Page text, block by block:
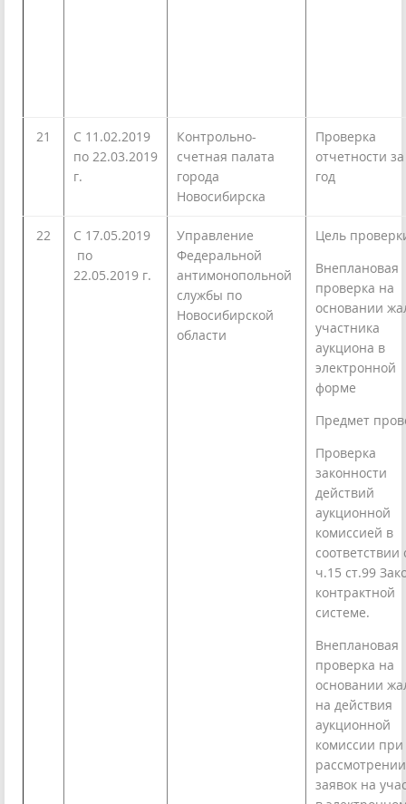
21
С 11.02.2019
по 22.03.2019
г.
Контрольно-
счетная палата
города
Новосибирска
Проверка
отчетности
год
22
С 17.05.2019
по
22.05.2019 г.
Управление
Федеральной
антимонопольной
службы по
Новосибирской
области
Цель
Внеплановая
проверка на
основании
участника
аукциона в
электронной
форме
Предмет
Проверка
законности
действий
аукционной
комиссией в
соответствии
ч.15 ст.99
контрактной
системе.
Внеплановая
проверка на
основании
на действия
аукционной
комиссии при
рассмотрении
заявок на